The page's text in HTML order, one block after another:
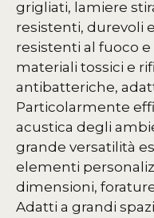
grigliati, lamiere
resistenti, durevoli
resistenti al fuoco e
materiali tossici e
antibatteriche,
Particolarmente
acustica degli
grande versatilità
elementi
dimensioni,
Adatti a grandi